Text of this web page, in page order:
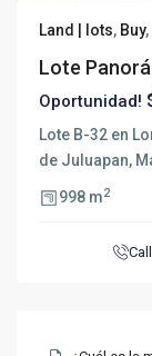
Land | lots, Buy,
Lote
Oportunidad!
Lote B-32 en
de Juluapan,
998 m2
Call